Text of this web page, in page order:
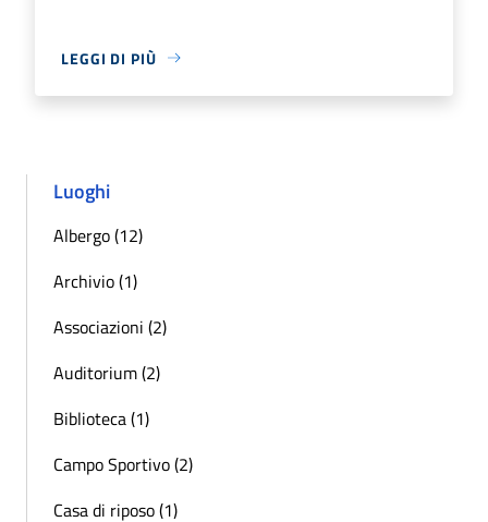
LEGGI DI PIÙ
Luoghi
Albergo (12)
Archivio (1)
Associazioni (2)
Auditorium (2)
Biblioteca (1)
Campo Sportivo (2)
Casa di riposo (1)